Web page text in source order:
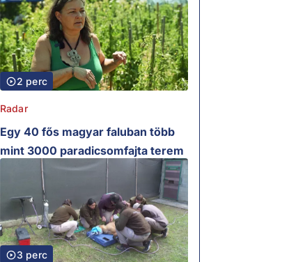
2 perc
Radar
Egy 40 fős magyar faluban több
mint 3000 paradicsomfajta terem
3 perc